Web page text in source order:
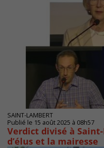
SAINT-LAMBERT
Publié le 15 août 2025 à 08h57
Verdict divisé à
d’élus et la mairesse